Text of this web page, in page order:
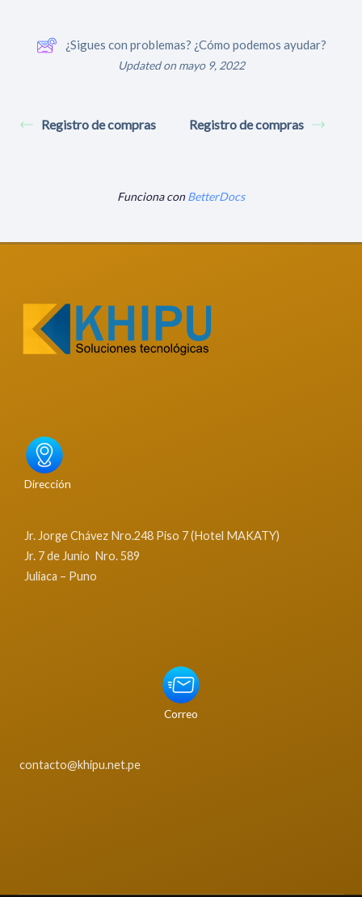
¿Sigues con problemas? ¿Cómo podemos ayudar?
Updated on mayo 9, 2022
Registro de compras Registro de compras
Funciona conBetterDocs
Dirección
Jr. Jorge Chávez Nro.248 Piso 7 (Hotel MAKATY)
Jr. 7 de Junio Nro. 589
Juliaca – Puno
Correo
contacto@khipu.net.pe